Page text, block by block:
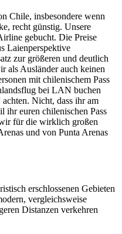
Chile, insbesondere wenn
recht günstig. Unsere
gebucht. Die Preise
Laienperspektive
zur größeren und deutlich
als Ausländer auch keinen
mit chilenischem Pass
bei LAN buchen
Nicht, dass ihr am
ihr euren chilenischen Pass
für die wirklich großen
und von Punta Arenas
erschlossenen Gebieten
vergleichsweise
Distanzen verkehren